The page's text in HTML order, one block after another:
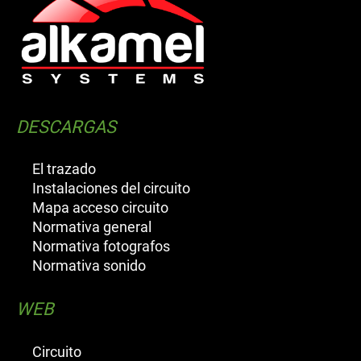
DESCARGAS
El trazado
Instalaciones del circuito
Mapa acceso circuito
Normativa general
Normativa fotografos
Normativa sonido
WEB
Circuito